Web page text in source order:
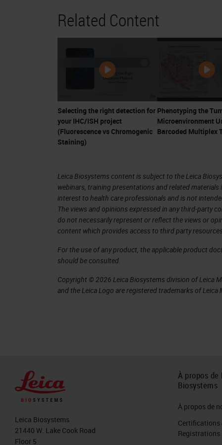
Single Cell Analysis in Science
We will start from single-cell
issue all dedicated to single-cell
defined the direction in which this
also required sophisticated
these tools could be applied not
but also to identify dozens of types
collect all the cells within a tissue
single-cell technologies will depend
of the cells and the original
single-cell methods available are
The tissue gets destroyed and the
change their cell state. In recent
achieve the goal of preserving the
study the cytometry of the tissue,
Pathologists’ position that in
disease. And medicine is now
pathology ready for this? Pathology
It's an old discipline that originally
Related Content
Selecting the right detection for
your IHC/ISH project
(Fluorescence vs Chromogenic
Staining)
Phenotyping the
Microenvironment
Barcoded Multiplex
Leica Biosystems content is subject to the Leica
webinars, training presentations and related
interest to health care professionals and is not
The views and opinions expressed in any third-party
do not necessarily represent or reflect the views or
content which provides access to third party
For the use of any product, the applicable product
should be consulted.
Copyright © 2026 Leica Biosystems division of Leica
and the Leica Logo are registered trademarks of Leica
Leica Biosystems
21440 W. Lake Cook Road
Floor 5
À propos de
Biosystems
À propos de
Certifications
Registrations